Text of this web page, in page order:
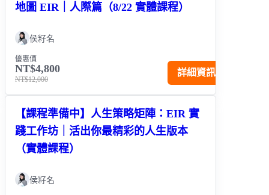
地圖 EIR｜人際篇（8/22 實體課程）
侯籽名
優惠價
NT$4,800
NT$12,000
詳細資訊
【課程準備中】人生策略矩陣：EIR 實
踐工作坊｜活出你最精彩的人生版本
（實體課程）
侯籽名